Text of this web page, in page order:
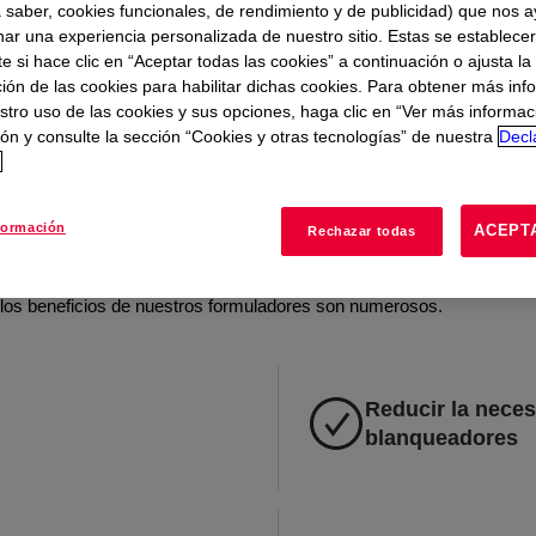
y desaireación en el
papel
continuos para aumentar la eficiencia y reducir el impacto
ayudar a los formuladores a mejorar el control de la espuma,
Desde antiespumantes y modificadores de rendimiento hasta
beneficios de nuestros formuladores son numerosos.
Reducir la
blanqueadores
saber, cookies funcionales, de rendimiento y de publicidad) que nos
una experiencia personalizada de nuestro sitio. Estas se
si hace clic en “Aceptar todas las cookies” a continuación o ajusta la
de las cookies para habilitar dichas cookies. Para obtener más
uso de las cookies y sus opciones, haga clic en “Ver más
y consulte la sección “Cookies y otras tecnologías” de nuestra
Rechazar todas